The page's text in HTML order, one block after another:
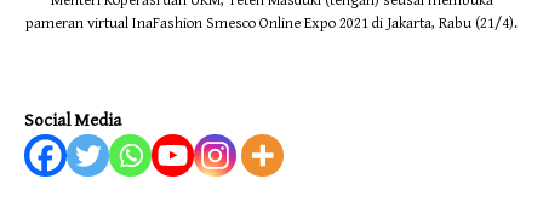
pameran virtual InaFashion Smesco Online Expo 2021 di Jakarta, Rabu (21/4).
Social Media